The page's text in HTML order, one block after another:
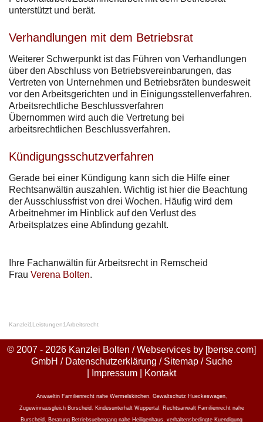
unterstützt und berät.
Verhandlungen mit dem Betriebsrat
Weiterer Schwerpunkt ist das Führen von Verhandlungen
über den Abschluss von Betriebsvereinbarungen, das
Vertreten von Unternehmen und Betriebsräten bundesweit
vor den Arbeitsgerichten und in Einigungsstellenverfahren.
Arbeitsrechtliche Beschlussverfahren
Übernommen wird auch die Vertretung bei
arbeitsrechtlichen Beschlussverfahren.
Kündigungsschutzverfahren
Gerade bei einer Kündigung kann sich die Hilfe einer
Rechtsanwältin auszahlen. Wichtig ist hier die Beachtung
der Ausschlussfrist von drei Wochen. Häufig wird dem
Arbeitnehmer im Hinblick auf den Verlust des
Arbeitsplatzes eine Abfindung gezahlt.
Ihre Fachanwältin für Arbeitsrecht in Remscheid
Frau Verena Bolten.
Kanzlei1 Leistungen1Arbeitsrecht
© 2007 - 2026 Kanzlei Bolten / Webservices by [bense.com]
GmbH / Datenschutzerklärung / Sitemap/ Suche
Impressum Kontakt
Anwaeltin Familienrecht nahe Wermelskirchen, Gewaltschutz Hueckeswagen,
Zugewinnausgleich Burscheid
Kindesunterhalt Wuppertal
Rechtsanwalt Familienrecht nahe
Burscheid
Beratung Betriebsuebergang nahe Heiligenhaus verhaltensbedingte Kuendigung